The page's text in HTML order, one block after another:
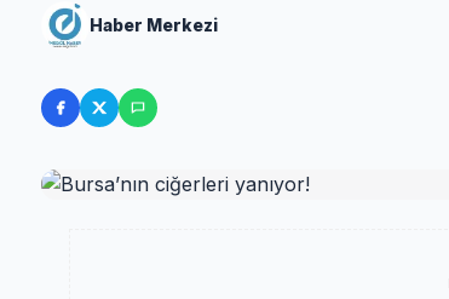
Haber Merkezi